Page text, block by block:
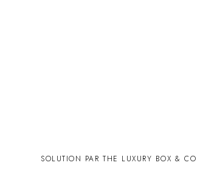
SOLUTION PAR THE LUXURY BOX & CO